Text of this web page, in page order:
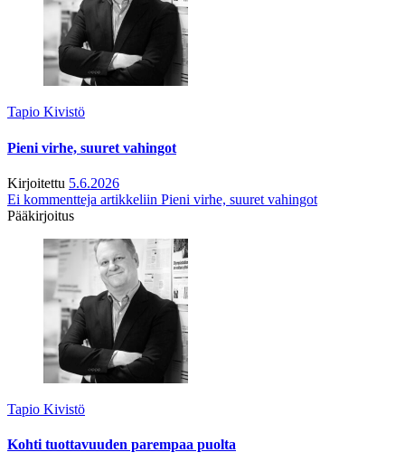
Tapio Kivistö
Pieni virhe, suuret vahingot
Kirjoitettu 5.6.2026
Ei kommentteja artikkeliin Pieni virhe, suuret vahingot
Pääkirjoitus
Tapio Kivistö
Kohti tuottavuuden parempaa puolta